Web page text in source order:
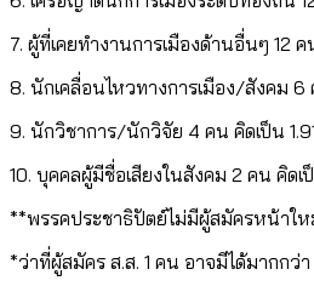
7. ผู้ที่เคยทำงานการเมืองด้านอื่นๆ 12
8. นักเคลื่อนไหวทางการเมือง/สังคม 6
9. นักวิชาการ/นักวิจัย 4 คน คิดเป็น
10. บุคคลผู้มีชื่อเสียงในสังคม 2 คน คิดเ
**พรรคประชาธิปัตย์ไม่มีผู้สมัครหน้าให
*ว่าที่ผู้สมัคร ส.ส. 1 คน อาจมีได้มากกว่า